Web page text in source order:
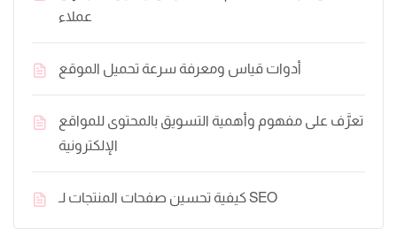
عملاء
أدوات قياس ومعرفة سرعة تحميل الموقع
تعرَّف على مفهوم وأهمية التسويق بالمحتوى للمواقع
الإلكترونية
كيفية تحسين صفحات المنتجات لـ SEO